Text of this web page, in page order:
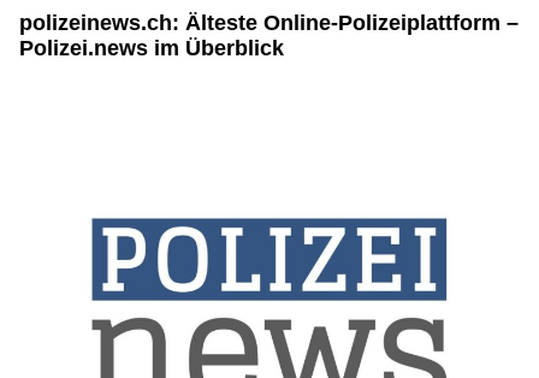
polizeinews.ch: Älteste Online-Polizeiplattform –
Polizei.news im Überblick